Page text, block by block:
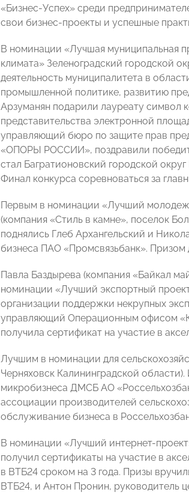
«Бизнес-Успех» среди
свои бизнес-проекты и успешные
В номинации «Лучшая муниципальная
климата» Зеленоградский городской
деятельность муниципалитета в
промышленной политике, развитию
Арзуманян подарили лауреату символ
представительства электронной
управляющий бюро по защите прав
«ОПОРЫ РОССИИ», поздравили
стал Багратионовский городской
Финал конкурса соревноваться за
Первым в номинации «Лучший
(компания «Стиль в камне», поселок
поднялись Глеб Архангельский и
бизнеса ПАО «Промсвязьбанк». Призом
Павла Баздырева (компания «Байкал
номинации «Лучший экспортный
организации поддержки некрупных
управляющий Операционным офисом
получила сертификат на участие в
Лучшим в номинации для
Черняховск Калининградской
микробизнеса ДМСБ АО
ассоциации производителей
обслуживание бизнеса в
В номинации «Лучший интернет-
получил сертификаты на участие в
в ВТБ24 сроком на 3 года. Призы
ВТБ24, и Антон Пронин, руководитель